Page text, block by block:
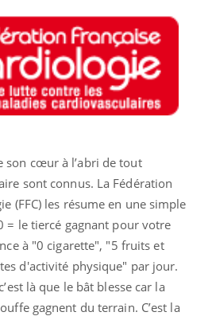
son cœur à l’abri de tout
sont connus. La Fédération
(FFC) les résume en une simple
= le tiercé gagnant pour votre
à "0 cigarette", "5 fruits et
d'activité physique" par jour.
là que le bât blesse car la
gagnent du terrain. C’est la